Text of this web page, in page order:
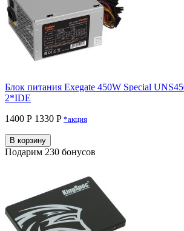
Блок питания Exegate 450W Special
2*IDE
1400 Р 1330 P *акция
В корзину
Подарим 230 бонусов